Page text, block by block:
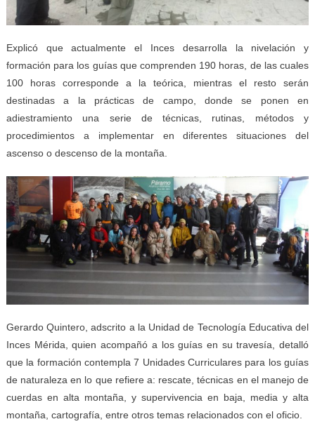
Explicó que actualmente el Inces desarrolla la nivelación y
formación para los guías que comprenden 190 horas, de las cuales
100 horas corresponde a la teórica, mientras el resto serán
destinadas a la prácticas de campo, donde se ponen en
adiestramiento una serie de técnicas, rutinas, métodos y
procedimientos a implementar en diferentes situaciones del
ascenso o descenso de la montaña.
Gerardo Quintero, adscrito a la Unidad de Tecnología Educativa del
Inces Mérida, quien acompañó a los guías en su travesía, detalló
que la formación contempla 7 Unidades Curriculares para los guías
de naturaleza en lo que refiere a: rescate, técnicas en el manejo de
cuerdas en alta montaña, y supervivencia en baja, media y alta
montaña, cartografía, entre otros temas relacionados con el oficio.